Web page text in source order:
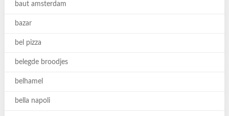
baut amsterdam
bazar
bel pizza
belegde broodjes
belhamel
bella napoli